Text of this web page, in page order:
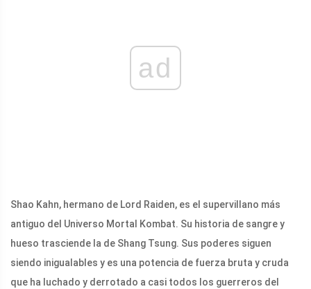
ad
Shao Kahn, hermano de Lord Raiden, es el supervillano más
antiguo del Universo Mortal Kombat. Su historia de sangre y
hueso trasciende la de Shang Tsung. Sus poderes siguen
siendo inigualables y es una potencia de fuerza bruta y cruda
que ha luchado y derrotado a casi todos los guerreros del